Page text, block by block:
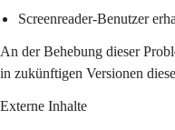
Screenreader-Benutzer
An der Behebung dieser
in zukünftigen Versionen
Externe Inhalte